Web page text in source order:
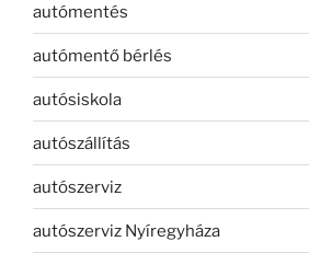
autómentés
autómentő bérlés
autósiskola
autószállítás
autószerviz
autószerviz Nyíregyháza